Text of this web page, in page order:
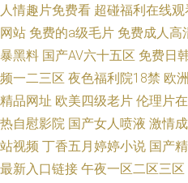
人情趣片免费看 超碰福利在线观
网站 免费的a级毛片 免费成人高
暴黑料 国产AV六十五区 免费日
频一二三区 夜色福利院18禁 欧
精品网址 欧美四级老片 伦理片
热自慰影院 国产女人喷液 激情
站视频 丁香五月婷婷小说 国产
最新入口链接 午夜一区二区三区